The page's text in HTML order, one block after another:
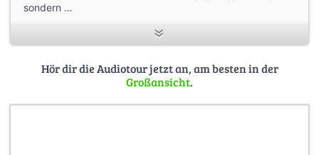
sondern …
Kleine Aufgabe: Finde die Gedenktafel für den Starclub in
und mach ein Foto davon.
Hör dir die Audiotour jetzt an, am besten in der
Großansicht.